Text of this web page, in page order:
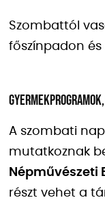
Szombattól
főszínpadon
A szombati
mutatkoznak
Népművészeti
részt vehet a